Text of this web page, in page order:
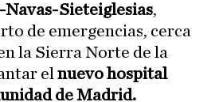
Sieteiglesias,
de emergencias, cerca
la Sierra Norte de la
el nuevo hospital
de Madrid.